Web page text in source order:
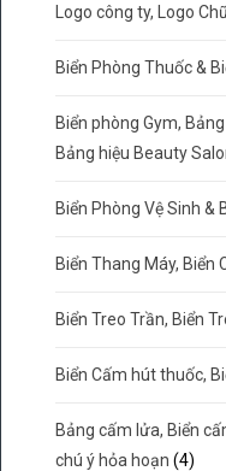
Logo công ty, Logo
Biển Phòng Thuốc &
Biển phòng Gym,
Bảng hiệu Beauty
Biển Phòng Vệ Sinh &
Biển Thang Máy, Biển
Biển Treo Trần, Biển
Biển Cấm hút thuốc,
Bảng cấm lửa, Biển
chú ý hỏa hoạn (4)